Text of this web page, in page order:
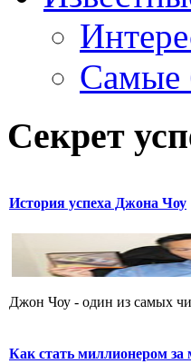
Самые
Секрет
История успеха Джона Чоу
Джон Чоу - один из самых
Как стать миллионером